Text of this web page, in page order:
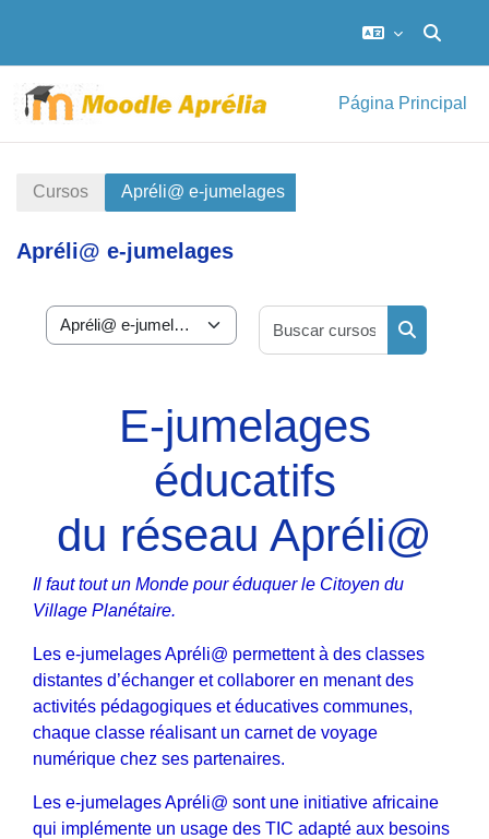
Página Principal
Cursos Apréli@ e-jumelages
Apréli@ e-jumelages
Categorías
Buscar
E-jumelages
éducatifs
du réseau Apréli@
Il faut tout un Monde pour éduquer le Citoyen du
Village Planétaire.
Les e-jumelages Apréli@ permettent à des classes
distantes d’échanger et collaborer en menant des
activités pédagogiques et éducatives communes,
chaque classe réalisant un carnet de voyage
numérique chez ses partenaires.
Les e-jumelages Apréli@ sont une initiative africaine
qui implémente un usage des TIC adapté aux besoins